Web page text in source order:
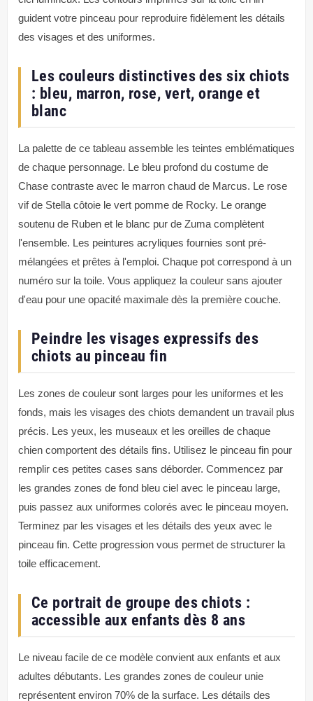
guident votre pinceau pour reproduire fidèlement les détails
des visages et des uniformes.
Les couleurs distinctives des six chiots
: bleu, marron, rose, vert, orange et
blanc
La palette de ce tableau assemble les teintes emblématiques
de chaque personnage. Le bleu profond du costume de
Chase contraste avec le marron chaud de Marcus. Le rose
vif de Stella côtoie le vert pomme de Rocky. Le orange
soutenu de Ruben et le blanc pur de Zuma complètent
l'ensemble. Les peintures acryliques fournies sont pré-
mélangées et prêtes à l'emploi. Chaque pot correspond à un
numéro sur la toile. Vous appliquez la couleur sans ajouter
d'eau pour une opacité maximale dès la première couche.
Peindre les visages expressifs des
chiots au pinceau fin
Les zones de couleur sont larges pour les uniformes et les
fonds, mais les visages des chiots demandent un travail plus
précis. Les yeux, les museaux et les oreilles de chaque
chien comportent des détails fins. Utilisez le pinceau fin pour
remplir ces petites cases sans déborder. Commencez par
les grandes zones de fond bleu ciel avec le pinceau large,
puis passez aux uniformes colorés avec le pinceau moyen.
Terminez par les visages et les détails des yeux avec le
pinceau fin. Cette progression vous permet de structurer la
toile efficacement.
Ce portrait de groupe des chiots :
accessible aux enfants dès 8 ans
Le niveau facile de ce modèle convient aux enfants et aux
adultes débutants. Les grandes zones de couleur unie
représentent environ 70% de la surface. Les détails des